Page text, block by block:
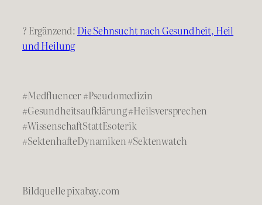
? Ergänzend: Die Sehnsucht nach Gesundheit, Heil
und Heilung
#Medfluencer #Pseudomedizin
#Gesundheitsaufklärung #Heilsversprechen
#WissenschaftStattEsoterik
#SektenhafteDynamiken #Sektenwatch
Bildquelle pixabay.com